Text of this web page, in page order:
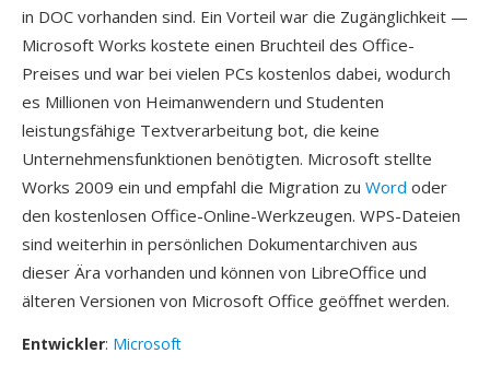
in DOC vorhanden sind. Ein Vorteil war die Zugänglichkeit —
Microsoft Works kostete einen Bruchteil des Office-
Preises und war bei vielen PCs kostenlos dabei, wodurch
es Millionen von Heimanwendern und Studenten
leistungsfähige Textverarbeitung bot, die keine
Unternehmensfunktionen benötigten. Microsoft stellte
Works 2009 ein und empfahl die Migration zu Word oder
den kostenlosen Office-Online-Werkzeugen. WPS-Dateien
sind weiterhin in persönlichen Dokumentarchiven aus
dieser Ära vorhanden und können von LibreOffice und
älteren Versionen von Microsoft Office geöffnet werden.
Entwickler: Microsoft